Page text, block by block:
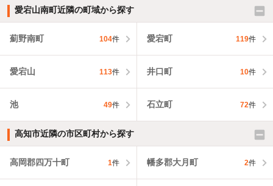
愛宕山南町近隣の町域から探す
薊野南町 104件 愛宕町 119件
愛宕山 113件 井口町 10件
池 49件 石立町 72件
高知市近隣の市区町村から探す
高岡郡四万十町 1件 幡多郡大月町 2件